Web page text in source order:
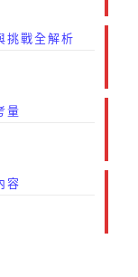
挑戰全解析
量
容